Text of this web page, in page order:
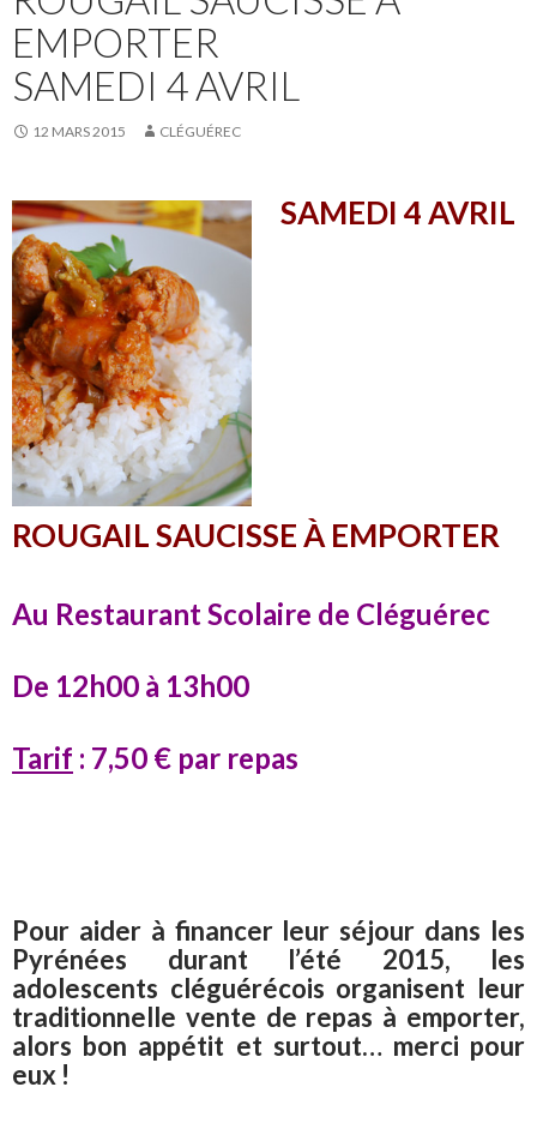
EMPORTER
SAMEDI 4 AVRIL
12 MARS 2015 CLÉGUÉREC
SAMEDI 4 AVRIL
ROUGAIL SAUCISSE À EMPORTER
Au Restaurant Scolaire de Cléguérec
De 12h00 à 13h00
Tarif : 7,50 € par repas
Pour aider à financer leur séjour dans les
Pyrénées durant l’été 2015, les
adolescents cléguérécois organisent leur
traditionnelle vente de repas à emporter,
alors bon appétit et surtout… merci pour
eux !